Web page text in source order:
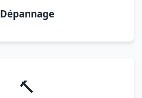
Dépannage
🔨